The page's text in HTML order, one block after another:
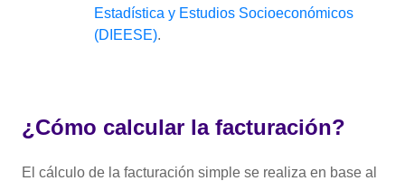
Estadística y Estudios Socioeconómicos
(DIEESE).
¿Cómo calcular la facturación?
El cálculo de la facturación simple se realiza en base al